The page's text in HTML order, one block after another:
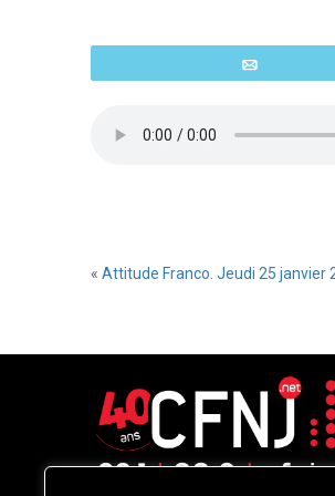
« Attitude Franco. Jeudi 25 janvier